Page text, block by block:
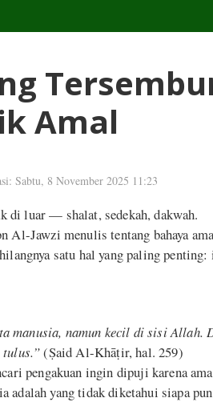
Amal
Sabtu, 8 November 2025 11:23
di luar — shalat, sedekah, dakwah.
Al-Jawzi menulis tentang bahaya
satu hal yang paling penting:
manusia, namun kecil di sisi Allah.
(Ṣaid Al-Khāṭir, hal. 259)
pengakuan ingin dipuji karena
adalah yang tidak diketahui siapa